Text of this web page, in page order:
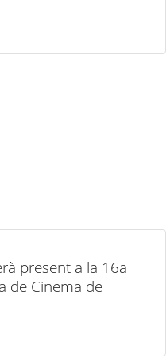
present a la 16a
de Cinema de